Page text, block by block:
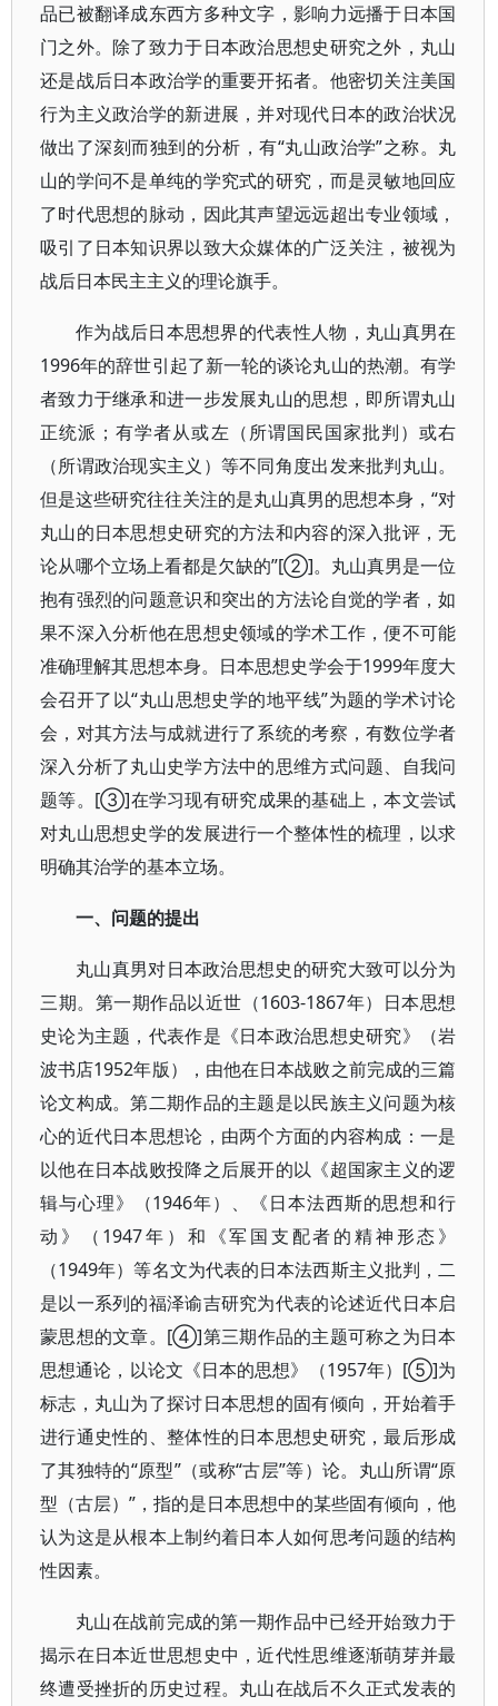
品已被翻译成东西方多种文字，影响力远播于日本国
门之外。除了致力于日本政治思想史研究之外，丸山
还是战后日本政治学的重要开拓者。他密切关注美国
行为主义政治学的新进展，并对现代日本的政治状况
做出了深刻而独到的分析，有“丸山政治学”之称。丸
山的学问不是单纯的学究式的研究，而是灵敏地回应
了时代思想的脉动，因此其声望远远超出专业领域，
吸引了日本知识界以致大众媒体的广泛关注，被视为
战后日本民主主义的理论旗手。
作为战后日本思想界的代表性人物，丸山真男在
1996年的辞世引起了新一轮的谈论丸山的热潮。有学
者致力于继承和进一步发展丸山的思想，即所谓丸山
正统派；有学者从或左（所谓国民国家批判）或右
（所谓政治现实主义）等不同角度出发来批判丸山。
但是这些研究往往关注的是丸山真男的思想本身，“对
丸山的日本思想史研究的方法和内容的深入批评，无
论从哪个立场上看都是欠缺的”[②]。丸山真男是一位
抱有强烈的问题意识和突出的方法论自觉的学者，如
果不深入分析他在思想史领域的学术工作，便不可能
准确理解其思想本身。日本思想史学会于1999年度大
会召开了以“丸山思想史学的地平线”为题的学术讨论
会，对其方法与成就进行了系统的考察，有数位学者
深入分析了丸山史学方法中的思维方式问题、自我问
题等。[③]在学习现有研究成果的基础上，本文尝试
对丸山思想史学的发展进行一个整体性的梳理，以求
明确其治学的基本立场。
一、问题的提出
丸山真男对日本政治思想史的研究大致可以分为
三期。第一期作品以近世（1603-1867年）日本思想
史论为主题，代表作是《日本政治思想史研究》（岩
波书店1952年版），由他在日本战败之前完成的三篇
论文构成。第二期作品的主题是以民族主义问题为核
心的近代日本思想论，由两个方面的内容构成：一是
以他在日本战败投降之后展开的以《超国家主义的逻
辑与心理》（1946年）、《日本法西斯的思想和行
动》（1947年）和《军国支配者的精神形态》
（1949年）等名文为代表的日本法西斯主义批判，二
是以一系列的福泽谕吉研究为代表的论述近代日本启
蒙思想的文章。[④]第三期作品的主题可称之为日本
思想通论，以论文《日本的思想》（1957年）[⑤]为
标志，丸山为了探讨日本思想的固有倾向，开始着手
进行通史性的、整体性的日本思想史研究，最后形成
了其独特的“原型”（或称“古层”等）论。丸山所谓“原
型（古层）”，指的是日本思想中的某些固有倾向，他
认为这是从根本上制约着日本人如何思考问题的结构
性因素。
丸山在战前完成的第一期作品中已经开始致力于
揭示在日本近世思想史中，近代性思维逐渐萌芽并最
终遭受挫折的历史过程。丸山在战后不久正式发表的